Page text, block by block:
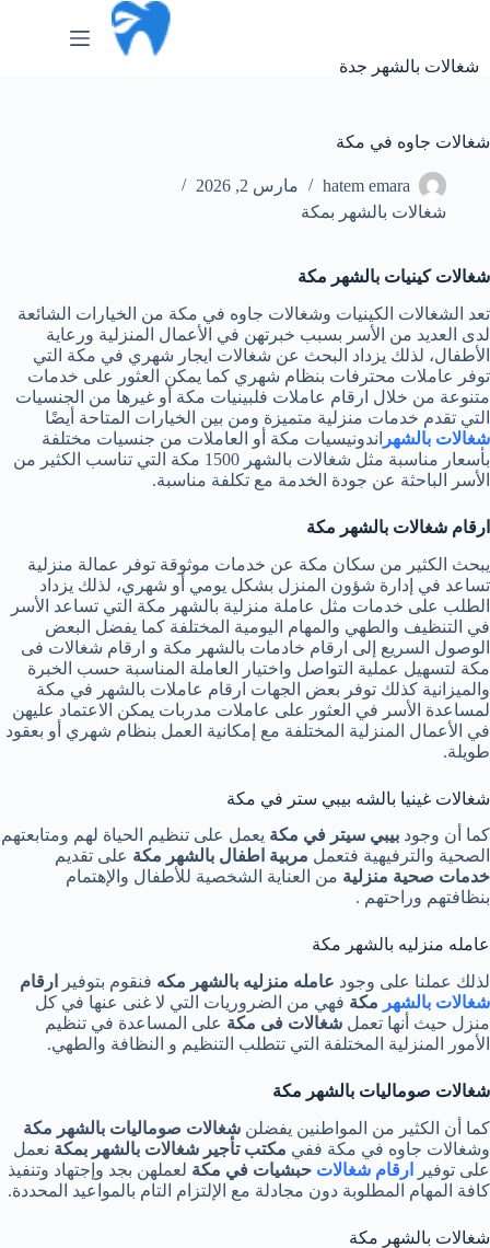
شغالات بالشهر جدة
شغالات جاوه في مكة
hatem emara
مارس 2, 2026
شغالات بالشهر بمكة
شغالات كينيات بالشهر مكة
تعد الشغالات الكينيات وشغالات جاوه في مكة من الخيارات الشائعة
لدى العديد من الأسر بسبب خبرتهن في الأعمال المنزلية ورعاية
الأطفال، لذلك يزداد البحث عن شغالات ايجار شهري في مكة التي
توفر عاملات محترفات بنظام شهري كما يمكن العثور على خدمات
متنوعة من خلال ارقام عاملات فلبينيات مكة أو غيرها من الجنسيات
التي تقدم خدمات منزلية متميزة ومن بين الخيارات المتاحة أيضًا
شغالات بالشهر اندونيسيات مكة أو العاملات من جنسيات مختلفة
بأسعار مناسبة مثل شغالات بالشهر 1500 مكة التي تناسب الكثير من
الأسر الباحثة عن جودة الخدمة مع تكلفة مناسبة.
ارقام شغالات بالشهر مكة
يبحث الكثير من سكان مكة عن خدمات موثوقة توفر عمالة منزلية
تساعد في إدارة شؤون المنزل بشكل يومي أو شهري، لذلك يزداد
الطلب على خدمات مثل عاملة منزلية بالشهر مكة التي تساعد الأسر
في التنظيف والطهي والمهام اليومية المختلفة كما يفضل البعض
الوصول السريع إلى ارقام خادمات بالشهر مكة و ارقام شغالات فى
مكة لتسهيل عملية التواصل واختيار العاملة المناسبة حسب الخبرة
والميزانية كذلك توفر بعض الجهات ارقام عاملات بالشهر في مكة
لمساعدة الأسر في العثور على عاملات مدربات يمكن الاعتماد عليهن
في الأعمال المنزلية المختلفة مع إمكانية العمل بنظام شهري أو بعقود
طويلة.
شغالات غينيا بالشه بيبي ستر في مكة
كما أن وجود بيبي سيتر في مكة يعمل على تنظيم الحياة لهم ومتابعتهم
الصحية والترفيهية فتعمل مربية اطفال بالشهر مكة على تقديم
خدمات صحية منزلية من العناية الشخصية للأطفال والإهتمام
بنظافتهم وراحتهم .
عامله منزليه بالشهر مكة
لذلك عملنا على وجود عامله منزليه بالشهر مكه فنقوم بتوفير
ارقام
شغالات بالشهر مكة فهي من الضروريات التي لا غنى عنها في كل
منزل حيث أنها تعمل شغالات فى مكة على المساعدة في تنظيم
الأمور المنزلية المختلفة التي تتطلب التنظيم و النظافة والطهي.
شغالات صوماليات بالشهر مكة
كما أن الكثير من المواطنين يفضلن شغالات صوماليات بالشهر مكة
وشغالات جاوه في مكة ففي مكتب تأجير شغالات بالشهر بمكة نعمل
على توفير
ارقام شغالات حبشيات في مكة لعملهن بجد وإجتهاد وتنفيذ
كافة المهام المطلوبة دون مجادلة مع الإلتزام التام بالمواعيد المحددة.
شغالات بالشهر مكة